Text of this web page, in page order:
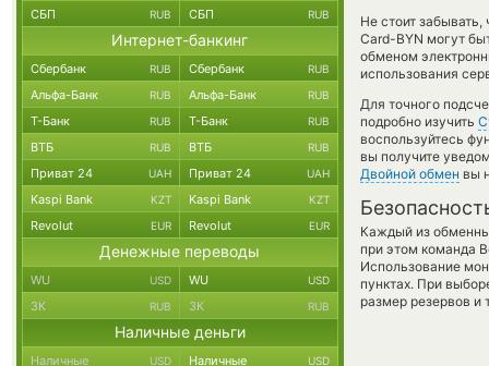
Не стоит
Card-BYN могут
обменом
использования
Для точного
подробно изучить
воспользуйтесь
вы получите
Двойной обмен вы
Каждый из
при этом команда
Использование
пунктах. При
размер резервов и
СБП RUB СБП RUB
Интернет-банкинг
Сбербанк RUB Сбербанк RUB
Альфа-Банк RUB Альфа-Банк RUB
Т-Банк RUB Т-Банк RUB
ВТБ RUB ВТБ RUB
Приват 24 UAH Приват 24 UAH
Kaspi Bank KZT Kaspi Bank KZT
Revolut EUR Revolut EUR
Денежные переводы
WU USD WU USD
ЗК RUB ЗК RUB
Наличные деньги
Наличные USD Наличные USD